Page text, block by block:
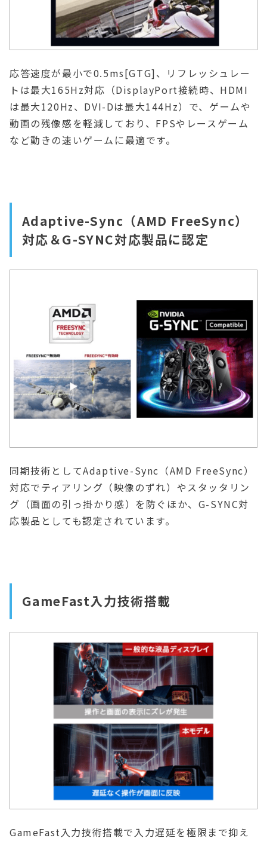
応答速度が最小で0.5ms[GTG]、リフレッシュレー
トは最大165Hz対応（DisplayPort接続時、HDMI
は最大120Hz、DVI-Dは最大144Hz）で、ゲームや
動画の残像感を軽減しており、FPSやレースゲーム
など動きの速いゲームに最適です。
Adaptive-Sync（AMD FreeSync）
対応＆G-SYNC対応製品に認定
同期技術としてAdaptive-Sync（AMD FreeSync）
対応でティアリング（映像のずれ）やスタッタリン
グ（画面の引っ掛かり感）を防ぐほか、G-SYNC対
応製品としても認定されています。
GameFast入力技術搭載
GameFast入力技術搭載で入力遅延を極限まで抑え